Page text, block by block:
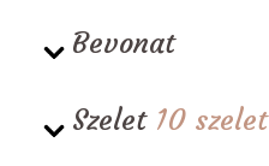
Bevonat
Szelet 10 szelet